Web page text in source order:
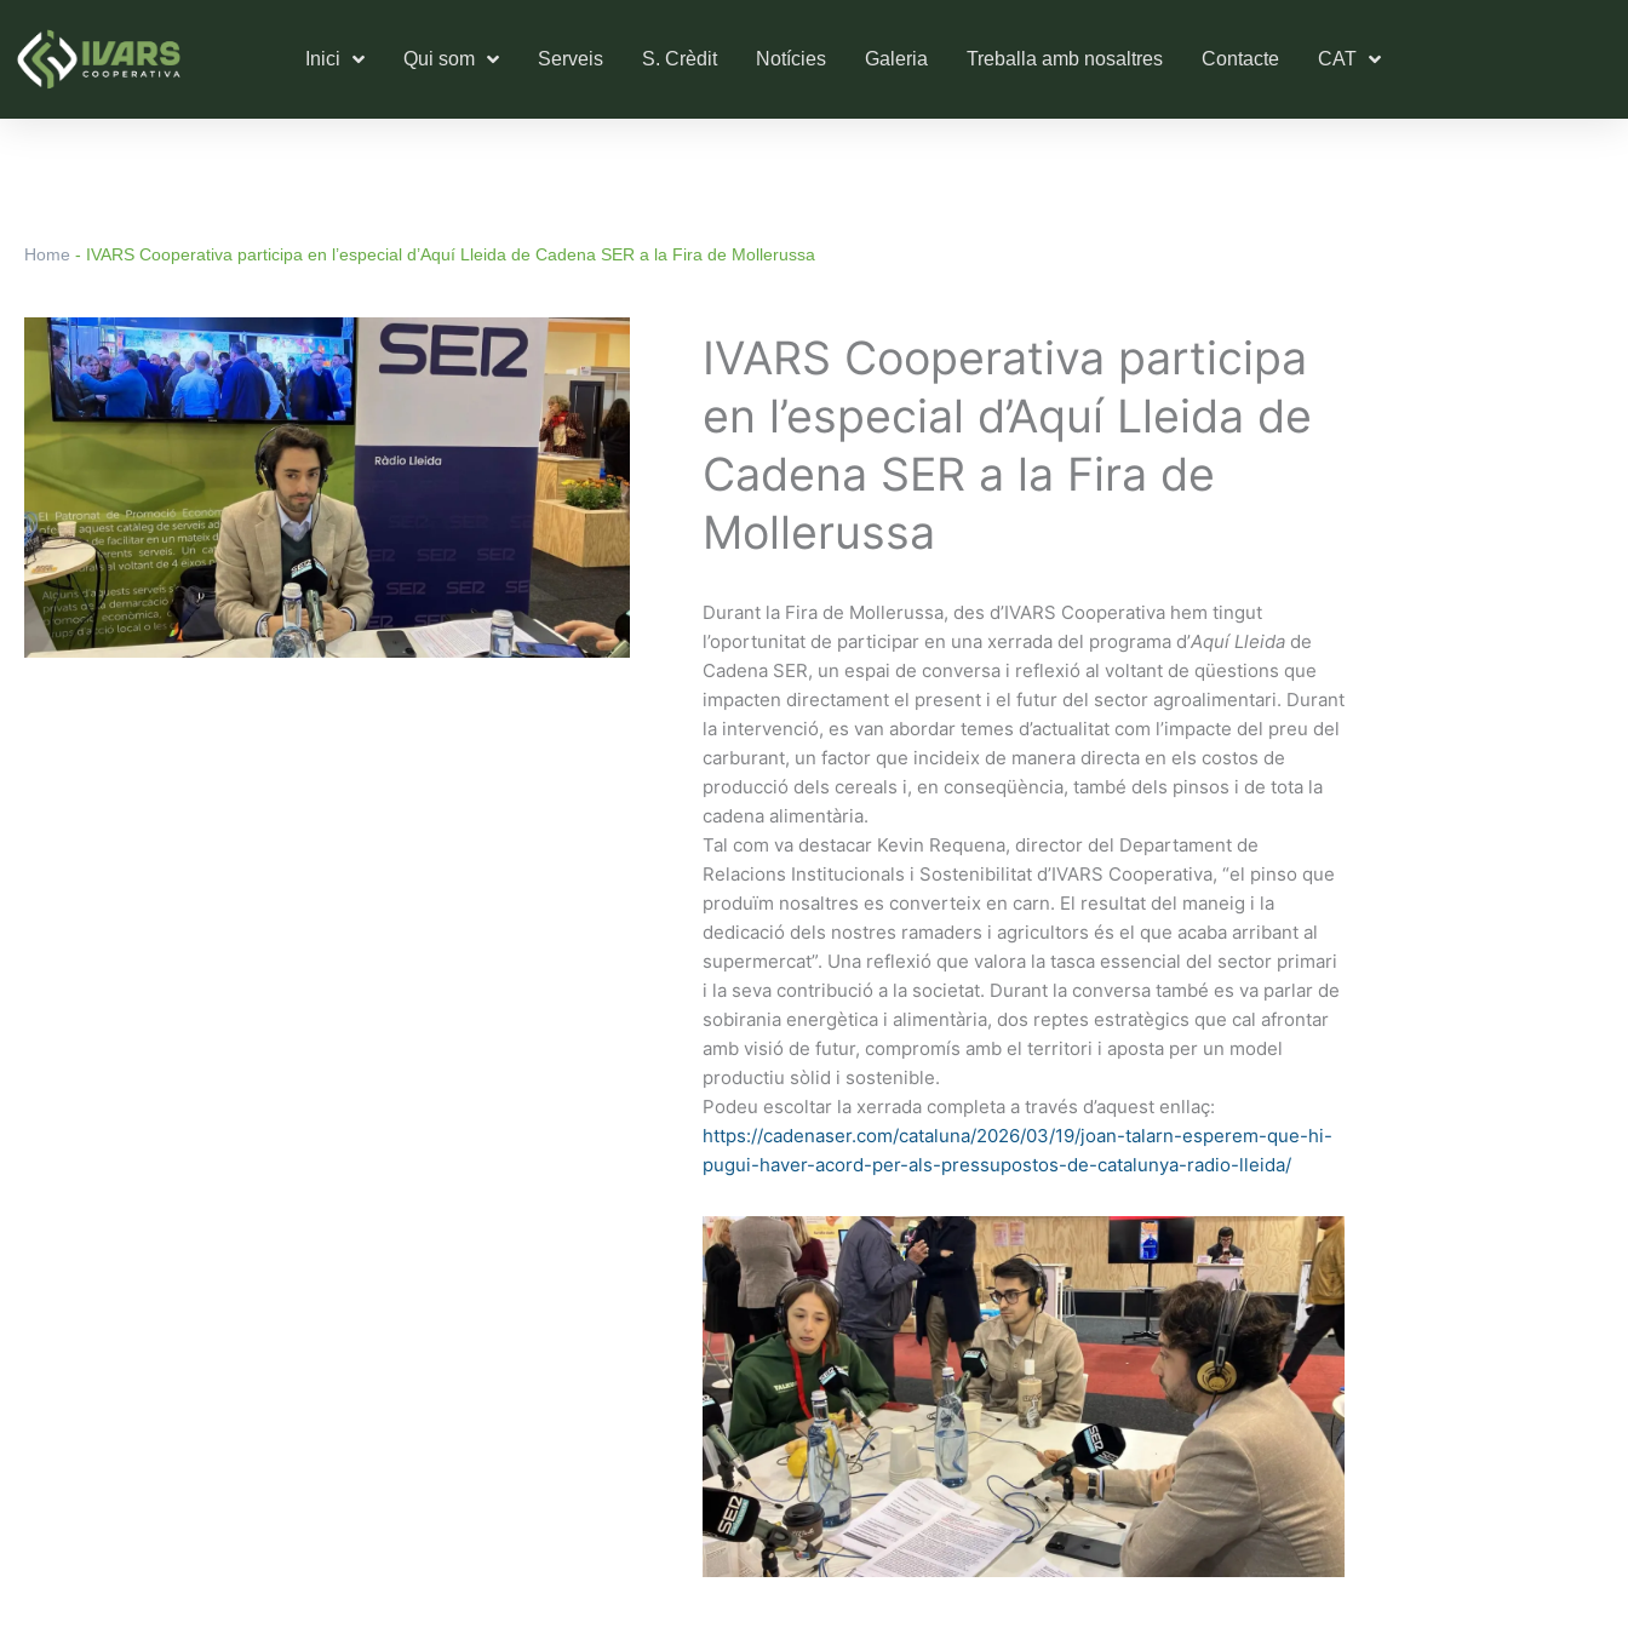
contingut
Inici Qui som Serveis S. Crèdit Notícies Galeria Treballa amb nosaltres Contacte CAT
Home - IVARS Cooperativa participa en l’especial d’Aquí Lleida de Cadena SER a la Fira de Mollerussa
IVARS Cooperativa participa
en l’especial d’Aquí Lleida de
Cadena SER a la Fira de
Mollerussa
Durant la Fira de Mollerussa, des d’IVARS Cooperativa hem tingut
l’oportunitat de participar en una xerrada del programa d’Aquí Lleida de
Cadena SER, un espai de conversa i reflexió al voltant de qüestions que
impacten directament el present i el futur del sector agroalimentari. Durant
la intervenció, es van abordar temes d’actualitat com l’impacte del preu del
carburant, un factor que incideix de manera directa en els costos de
producció dels cereals i, en conseqüència, també dels pinsos i de tota la
cadena alimentària.
Tal com va destacar Kevin Requena, director del Departament de
Relacions Institucionals i Sostenibilitat d’IVARS Cooperativa, “el pinso que
produïm nosaltres es converteix en carn. El resultat del maneig i la
dedicació dels nostres ramaders i agricultors és el que acaba arribant al
supermercat”. Una reflexió que valora la tasca essencial del sector primari
i la seva contribució a la societat. Durant la conversa també es va parlar de
sobirania energètica i alimentària, dos reptes estratègics que cal afrontar
amb visió de futur, compromís amb el territori i aposta per un model
productiu sòlid i sostenible.
Podeu escoltar la xerrada completa a través d’aquest enllaç:
https://cadenaser.com/cataluna/2026/03/19/joan-talarn-esperem-que-hi-
pugui-haver-acord-per-als-pressupostos-de-catalunya-radio-lleida/